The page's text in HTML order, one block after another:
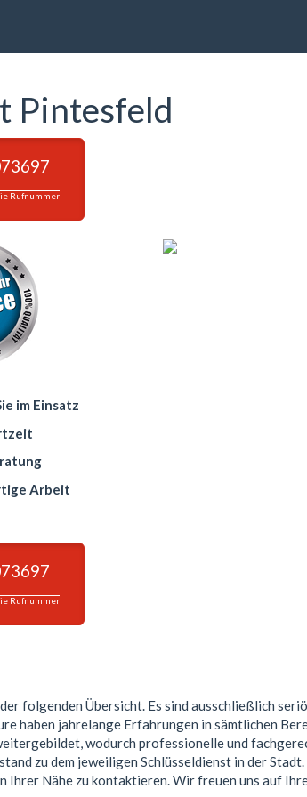
Pintesfeld
Rufnummer
im Einsatz
Arbeit
Rufnummer
folgenden Übersicht. Es sind ausschließlich
haben jahrelange Erfahrungen in sämtlichen
wodurch professionelle und
zu dem jeweiligen Schlüsseldienst in der
Nähe zu kontaktieren. Wir freuen uns auf